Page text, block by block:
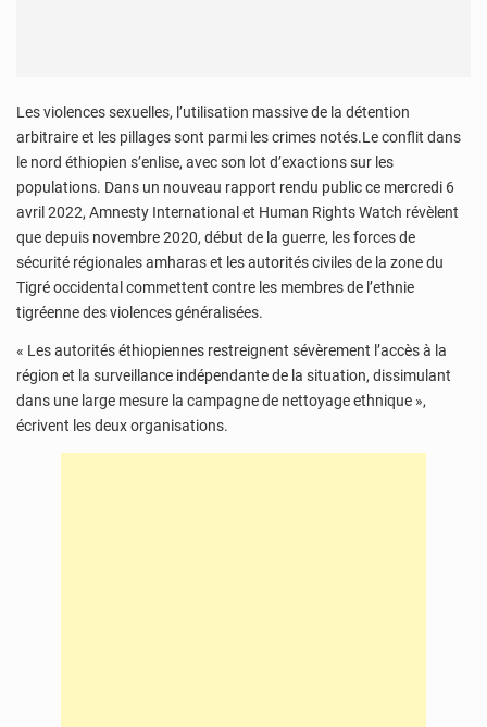
Les violences sexuelles, l’utilisation massive de la détention
arbitraire et les pillages sont parmi les crimes notés.Le conflit dans
le nord éthiopien s’enlise, avec son lot d’exactions sur les
populations. Dans un nouveau rapport rendu public ce mercredi 6
avril 2022, Amnesty International et Human Rights Watch révèlent
que depuis novembre 2020, début de la guerre, les forces de
sécurité régionales amharas et les autorités civiles de la zone du
Tigré occidental commettent contre les membres de l’ethnie
tigréenne des violences généralisées.
« Les autorités éthiopiennes restreignent sévèrement l’accès à la
région et la surveillance indépendante de la situation, dissimulant
dans une large mesure la campagne de nettoyage ethnique »,
écrivent les deux organisations.